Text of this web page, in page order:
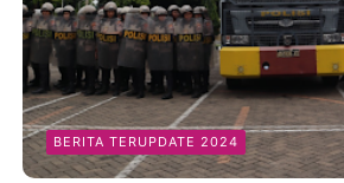
BERITA TERUPDATE 2024